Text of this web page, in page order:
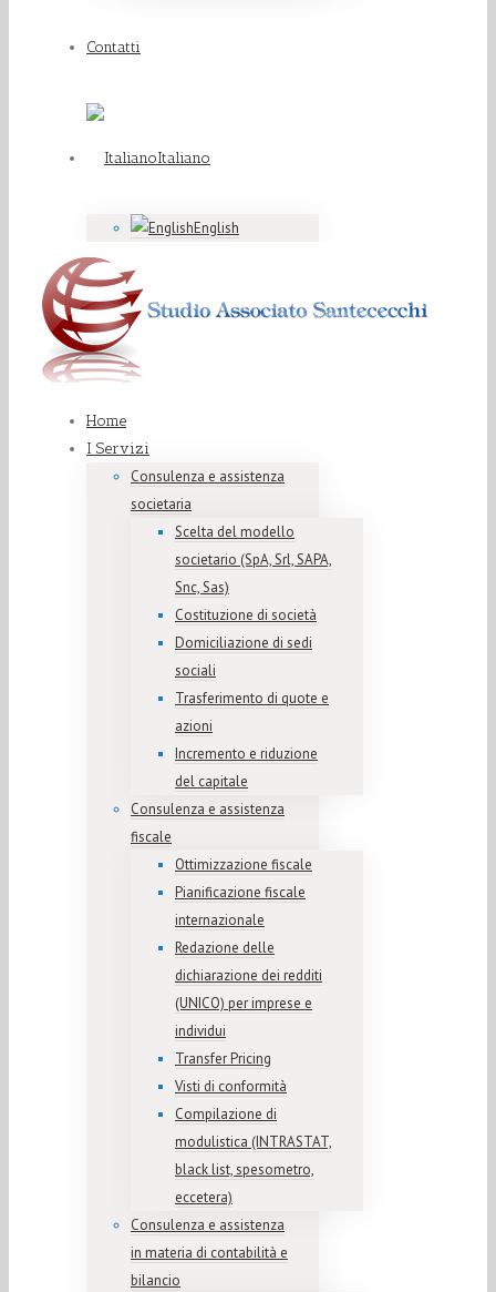
Contatti
Italiano
English
Home
I Servizi
Consulenza e assistenza
societaria
Scelta del modello
societario (SpA, Srl, SAPA,
Snc, Sas)
Costituzione di società
Domiciliazione di sedi
sociali
Trasferimento di quote e
azioni
Incremento e riduzione
del capitale
Consulenza e assistenza
fiscale
Ottimizzazione fiscale
Pianificazione fiscale
internazionale
Redazione delle
dichiarazione dei redditi
(UNICO) per imprese e
individui
Transfer Pricing
Visti di conformità
Compilazione di
modulistica (INTRASTAT,
black list, spesometro,
eccetera)
Consulenza e assistenza
in materia di contabilità e
bilancio